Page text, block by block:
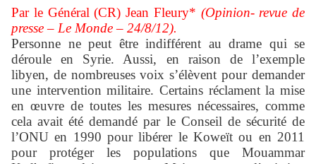
Par le Général (CR) Jean Fleury* (Opinion- revue de
presse – Le Monde – 24/8/12).
Personne ne peut être indifférent au drame qui se
déroule en Syrie. Aussi, en raison de l’exemple
libyen, de nombreuses voix s’élèvent pour demander
une intervention militaire. Certains réclament la mise
en œuvre de toutes les mesures nécessaires, comme
cela avait été demandé par le Conseil de sécurité de
l’ONU en 1990 pour libérer le Koweït ou en 2011
pour protéger les populations que Mouammar